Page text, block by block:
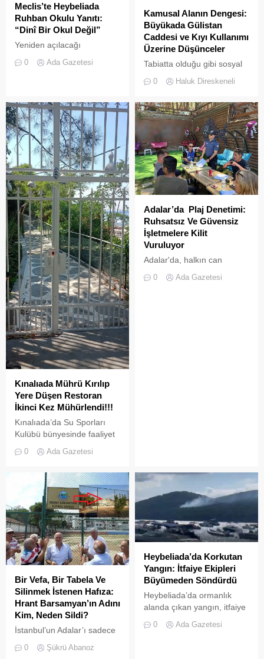
Meclis’te Heybeliada
Ruhban Okulu Yanıtı:
“Dinî Bir Okul Değil”
Yeniden açılacağı
kamuoyunda sıkça tartışılan
0 Ada Gazetesi
Kamusal Alanın Dengesi:
Büyükada Gülistan
Caddesi ve Kıyı Kullanımı
Üzerine Düşünceler
Tabiatta olduğu gibi sosyal
süre karşılıksız kalmaz;
süre sonra yeni biçimlerle
doldurulmaya adaydır.
0 Haluk Direskeneli
Kınalıada Mührü Kırılıp
Yere Düşen Restoran
İkinci Kez Mühürlendi!!!
Kınalıada’da Su Sporları
Kulübü bünyesinde faaliyet
ruhsat usulsüzlüğü ve adres
Adalar Belediyesi tarafından
mühürlendi.
0 Ada Gazetesi
Adalar’da Plaj Denetimi:
Ruhsatsız Ve Güvensiz
İşletmelere Kilit
Vuruluyor
Adalar'da, halkın can
haksız işgallerin önüne
0 Ada Gazetesi
Bir Vefa, Bir Tabela Ve
Silinmek İstenen Hafıza:
Hrant Barsamyan’ın Adını
Kim, Neden Sildi?
İstanbul’un Adalar’ı sadece
yazlıkçıların nefes aldığı
0 Şükrü Abanoz
Heybeliada’da Korkutan
Yangın: İtfaiye Ekipleri
Büyümeden Söndürdü
Heybeliada’da ormanlık
alanda çıkan yangın, itfaiye
sayesinde büyümeden ve
0 Ada Gazetesi